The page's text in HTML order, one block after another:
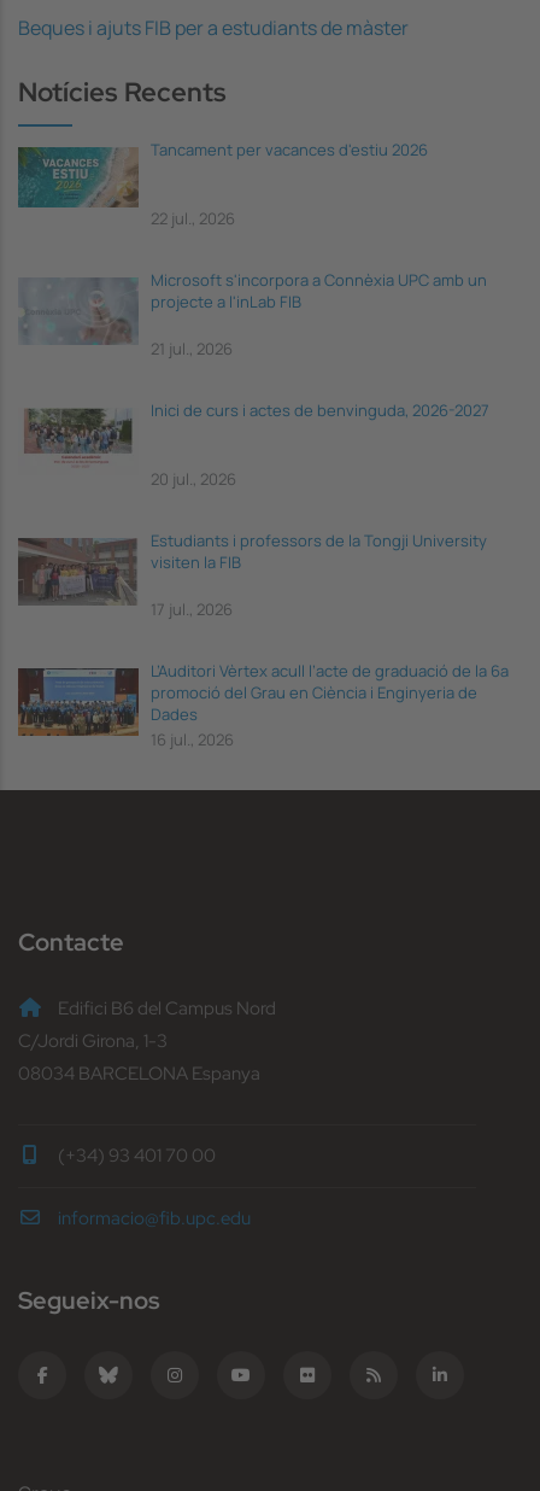
Beques i ajuts FIB per a estudiants de màster
Notícies Recents
Tancament per vacances d'estiu 2026
22 jul., 2026
Microsoft s'incorpora a Connèxia UPC amb un
projecte a l'inLab FIB
21 jul., 2026
Inici de curs i actes de benvinguda, 2026-2027
20 jul., 2026
Estudiants i professors de la Tongji University
visiten la FIB
17 jul., 2026
L’Auditori Vèrtex acull l’acte de graduació de la 6a
promoció del Grau en Ciència i Enginyeria de
Dades
16 jul., 2026
Contacte
Edifici B6 del Campus Nord
C/Jordi Girona, 1-3
08034 BARCELONA Espanya
(+34) 93 401 70 00
informacio@fib.upc.edu
Segueix-nos